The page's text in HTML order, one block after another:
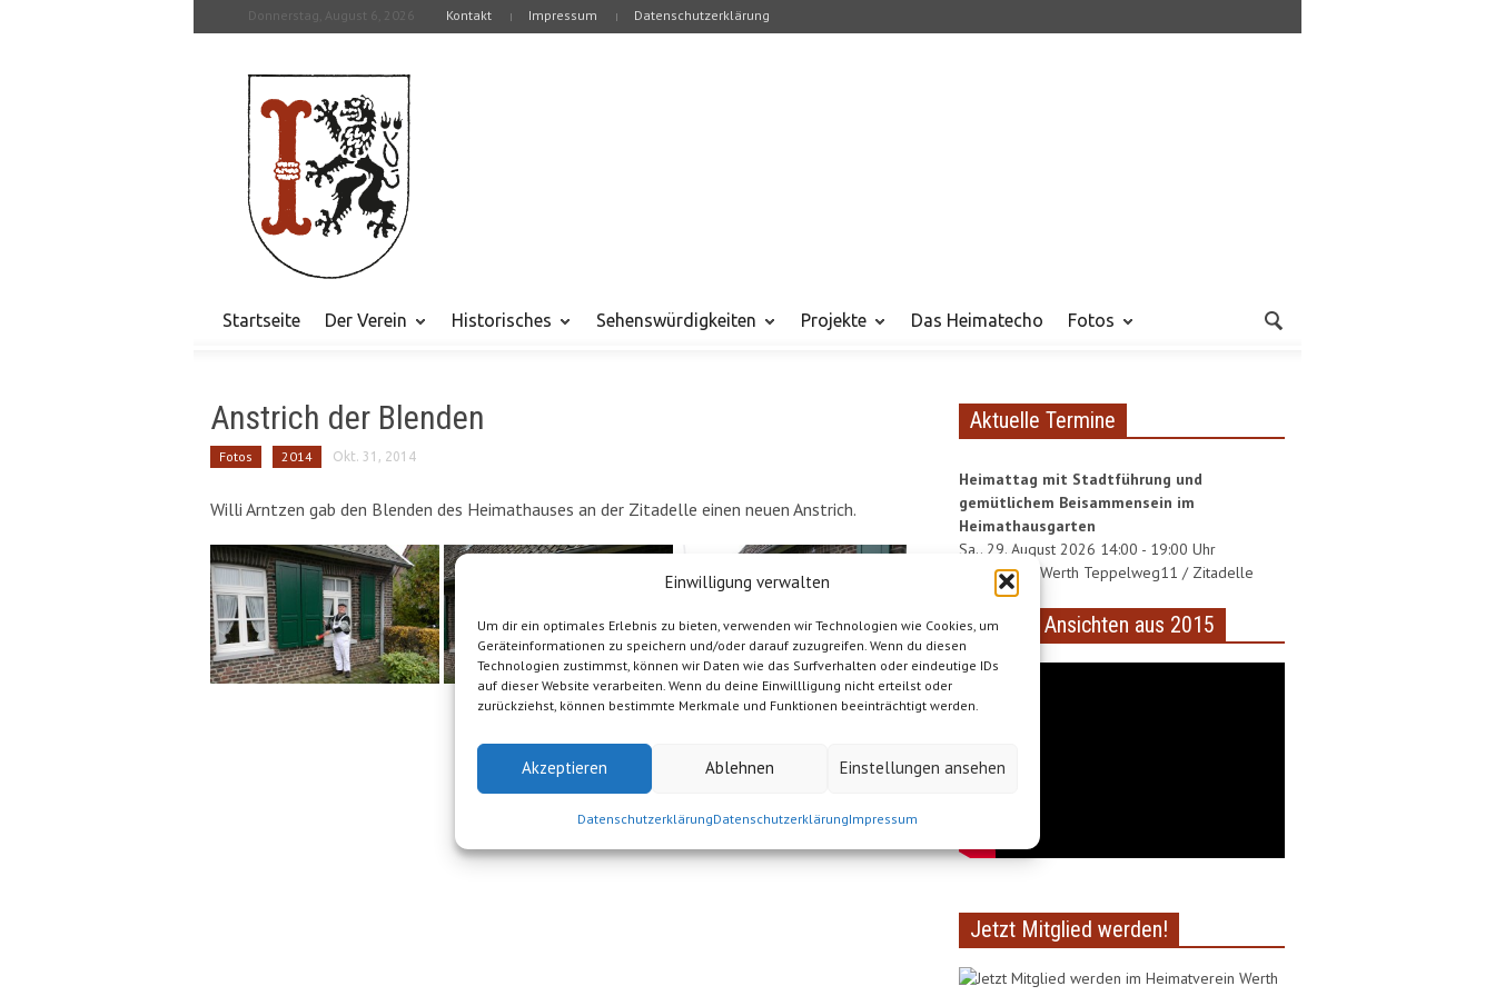
Einwilligung verwalten
Um dir ein optimales Erlebnis zu bieten, verwenden wir Technologien wie Cookies, um
Geräteinformationen zu speichern und/oder darauf zuzugreifen. Wenn du diesen
Technologien zustimmst, können wir Daten wie das Surfverhalten oder eindeutige IDs
auf dieser Website verarbeiten. Wenn du deine Einwillligung nicht erteilst oder
zurückziehst, können bestimmte Merkmale und Funktionen beeinträchtigt werden.
Akzeptieren Ablehnen Einstellungen ansehen
DatenschutzerklärungDatenschutzerklärungImpressum
Donnerstag, August 6, 2026 Kontakt Impressum Datenschutzerklärung
Startseite Der Verein Historisches Sehenswürdigkeiten Projekte Das Heimatecho Fotos
Anstrich der Blenden
Fotos 2014 Okt. 31, 2014
Willi Arntzen gab den Blenden des Heimathauses an der Zitadelle einen neuen Anstrich.
Aktuelle Termine
Heimattag mit Stadtführung und
gemütlichem Beisammensein im
Heimathausgarten
Sa.. 29. August 2026 14:00 - 19:00 Uhr
Heimathaus Werth Teppelweg11 / Zitadelle
Video – Ansichten aus 2015
Jetzt Mitglied werden!